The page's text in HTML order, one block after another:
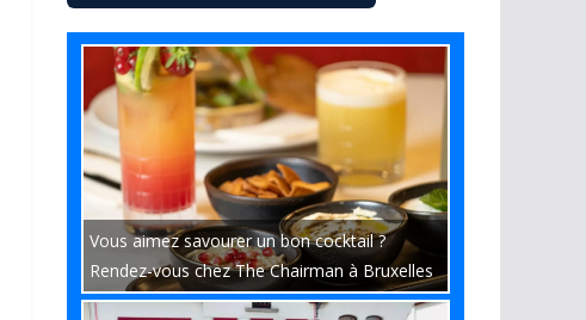
Vous aimez savourer un bon cocktail ?
Rendez-vous chez The Chairman à Bruxelles